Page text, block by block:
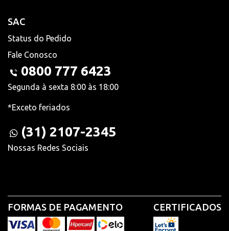
SAC
Status do Pedido
Fale Conosco
0800 777 6423
Segunda à sexta 8:00 às 18:00
*Exceto feriados
(31) 2107-2345
Nossas Redes Sociais
FORMAS DE PAGAMENTO CERTIFICADOS